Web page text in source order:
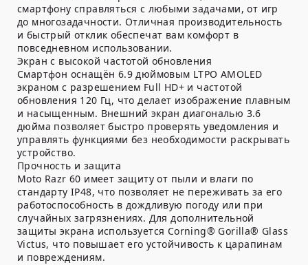
смартфону справляться с любыми задачами, от игр
до многозадачности. Отличная производительность
и быстрый отклик обеспечат вам комфорт в
повседневном использовании.
Экран с высокой частотой обновления
Смартфон оснащён 6.9 дюймовым LTPO AMOLED
экраном с разрешением Full HD+ и частотой
обновления 120 Гц, что делает изображение плавным
и насыщенным. Внешний экран диагональю 3.6
дюйма позволяет быстро проверять уведомления и
управлять функциями без необходимости раскрывать
устройство.
Прочность и защита
Moto Razr 60 имеет защиту от пыли и влаги по
стандарту IP48, что позволяет не переживать за его
работоспособность в дождливую погоду или при
случайных загрязнениях. Для дополнительной
защиты экрана используется Corning® Gorilla® Glass
Victus, что повышает его устойчивость к царапинам
и повреждениям.